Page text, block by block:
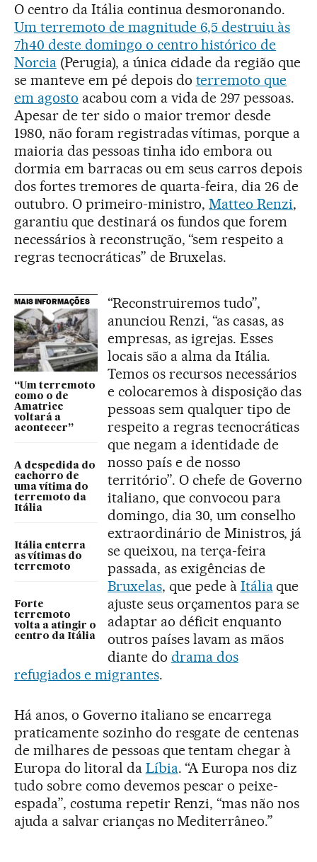
O centro da Itália continua desmoronando.
Um terremoto de magnitude 6,5 destruiu às
7h40 deste domingo o centro histórico de
Norcia(Perugia), a única cidade da região que
se manteve em pé depois do terremoto que
em agosto acabou com a vida de 297 pessoas.
Apesar de ter sido o maior tremor desde
1980, não foram registradas vítimas, porque a
maioria das pessoas tinha ido embora ou
dormia em barracas ou em seus carros depois
dos fortes tremores de quarta-feira, dia 26 de
outubro. O primeiro-ministro,Matteo Renzi,
garantiu que destinará os fundos que forem
necessários à reconstrução, “sem respeito a
regras tecnocráticas” de Bruxelas.
MAIS INFORMAÇÕES
“Um terremoto
como o de
Amatrice
voltará a
acontecer”
A despedida do
cachorro de
uma vítima do
terremoto da
Itália
Itália enterra
as vítimas do
terremoto
Forte
terremoto
volta a atingir o
centro da Itália
“Reconstruiremos tudo”,
anunciou Renzi, “as casas, as
empresas, as igrejas. Esses
locais são a alma da Itália.
Temos os recursos necessários
e colocaremos à disposição das
pessoas sem qualquer tipo de
respeito a regras tecnocráticas
que negam a identidade de
nosso país e de nosso
território”. O chefe de Governo
italiano, que convocou para
domingo, dia 30, um conselho
extraordinário de Ministros, já
se queixou, na terça-feira
passada, as exigências de
Bruxelas, que pede à Itáliaque
ajuste seus orçamentos para se
adaptar ao déficit enquanto
outros países lavam as mãos
diante do drama dos
refugiados e migrantes.
Há anos, o Governo italiano se encarrega
praticamente sozinho do resgate de centenas
de milhares de pessoas que tentam chegar à
Europa do litoral da Líbia. “A Europa nos diz
tudo sobre como devemos pescar o peixe-
espada”, costuma repetir Renzi, “mas não nos
ajuda a salvar crianças no Mediterrâneo.”